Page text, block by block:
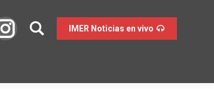
IMER Noticias en vivo